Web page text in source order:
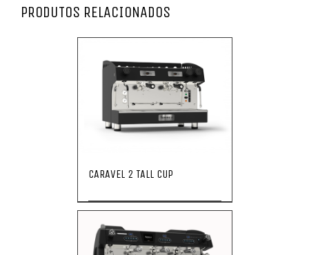
PRODUTOS RELACIONADOS
CARAVEL 2 TALL CUP